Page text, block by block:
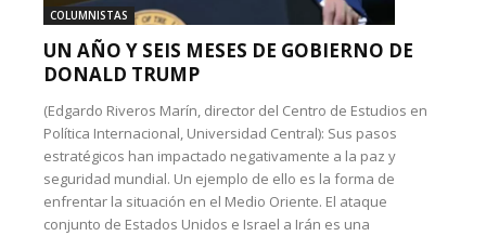
COLUMNISTAS
UN AÑO Y SEIS MESES DE GOBIERNO DE
DONALD TRUMP
(Edgardo Riveros Marín, director del Centro de Estudios en
Política Internacional, Universidad Central): Sus pasos
estratégicos han impactado negativamente a la paz y
seguridad mundial. Un ejemplo de ello es la forma de
enfrentar la situación en el Medio Oriente. El ataque
conjunto de Estados Unidos e Israel a Irán es una